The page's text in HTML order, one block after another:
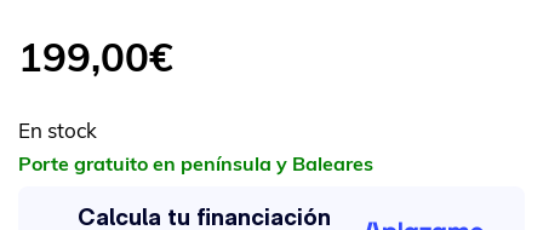
199,00€
En stock
Porte gratuito en península y Baleares